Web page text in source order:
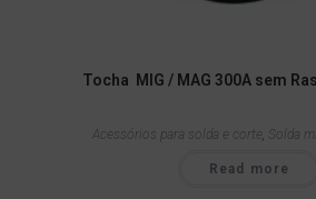
Tocha MIG / MAG 300A sem
Acessórios para solda e corte, Solda
Read more